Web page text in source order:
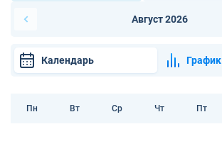
Август 2026
Календарь График
Пн Вт Ср Чт Пт